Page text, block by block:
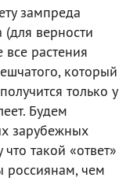
зампреда
верности
растения
который
только у
Будем
зарубежных
такой «ответ»
россиянам, чем